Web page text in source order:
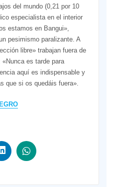
del mundo (0,21 por 10
especialista en el interior
estamos en Bangui»,
pesimismo paralizante. A
libre» trabajan fuera de
«Nunca es tarde para
aquí es indispensable y
que si os quedáis fuera».